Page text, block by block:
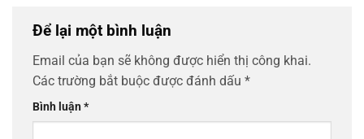
Để lại một bình luận
Email của bạn sẽ không được hiển thị công khai.
Các trường bắt buộc được đánh dấu *
Bình luận*